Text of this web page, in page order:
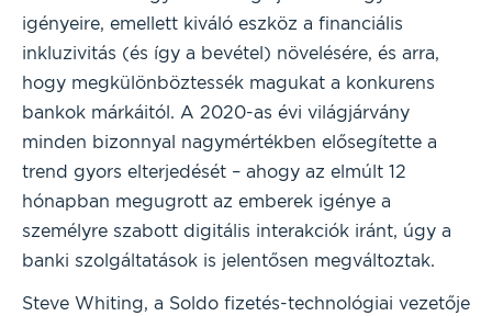
igényeire, emellett kiváló eszköz a financiális
inkluzivitás (és így a bevétel) növelésére, és arra,
hogy megkülönböztessék magukat a konkurens
bankok márkáitól. A 2020-as évi világjárvány
minden bizonnyal nagymértékben elősegítette a
trend gyors elterjedését – ahogy az elmúlt 12
hónapban megugrott az emberek igénye a
személyre szabott digitális interakciók iránt, úgy a
banki szolgáltatások is jelentősen megváltoztak.
Steve Whiting, a Soldo fizetés-technológiai vezetője